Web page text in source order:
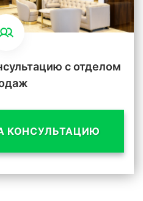
с отделом
КОНСУЛЬТАЦИЮ